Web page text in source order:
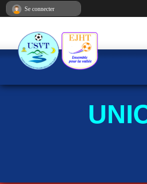
Se connecter
Panneau de gestion des cookies